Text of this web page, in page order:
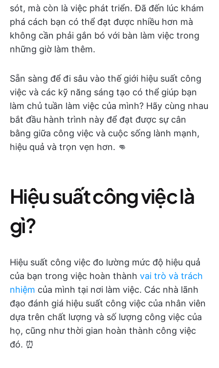
sót, mà còn là việc phát triển. Đã đến lúc khám
phá cách bạn có thể đạt được nhiều hơn mà
không cần phải gắn bó với bàn làm việc trong
những giờ làm thêm.
Sẵn sàng để đi sâu vào thế giới hiệu suất công
việc và các kỹ năng sáng tạo có thể giúp bạn
làm chủ tuần làm việc của mình? Hãy cùng nhau
bắt đầu hành trình này để đạt được sự cân
bằng giữa công việc và cuộc sống lành mạnh,
hiệu quả và trọn vẹn hơn. 👊
Hiệu suất công việc là
gì?
Hiệu suất công việc đo lường mức độ hiệu quả
của bạn trong việc hoàn thành vai trò và trách
nhiệm của mình tại nơi làm việc. Các nhà lãnh
đạo đánh giá hiệu suất công việc của nhân viên
dựa trên chất lượng và số lượng công việc của
họ, cũng như thời gian hoàn thành công việc
đó. ⏰